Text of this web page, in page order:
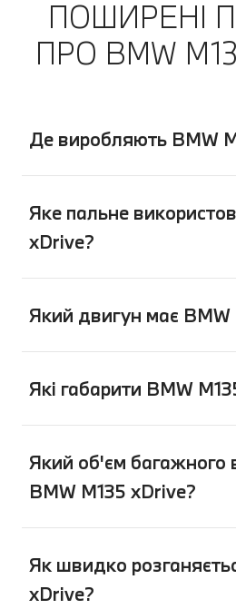
про прийом
повідомлення у
My BMW. А потім
ПОШИРЕНІ
ПРО BMW
Де виробляють BMW
Яке пальне
xDrive?
Який двигун має BMW
Які габарити BMW
Який об'єм багажного
BMW M135 xDrive?
Як швидко
xDrive?